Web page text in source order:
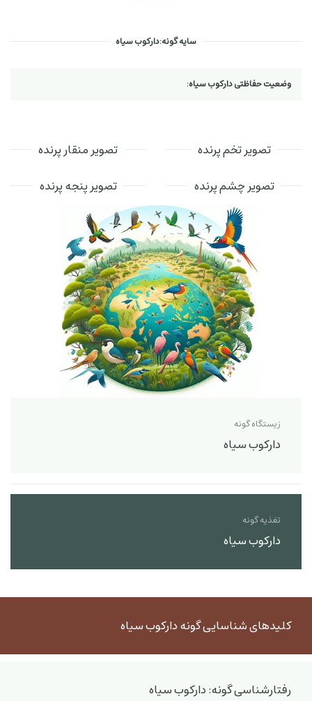
سایه گونه:دارکوب سیاه
وضعیت حفاظتی دارکوب سیاه:
تصویر تخم پرنده
تصویر منقار پرنده
تصویر چشم پرنده
تصویر پنجه پرنده
زیستگاه گونه
دارکوب سیاه
تغذیه گونه
دارکوب سیاه
کلیدهای شناسایی گونه دارکوب سیاه
رفتارشناسی گونه: دارکوب سیاه